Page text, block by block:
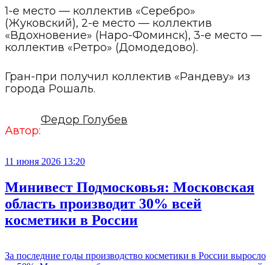
1-е место — коллектив «Серебро»
(Жуковский), 2-е место — коллектив
«Вдохновение» (Наро-Фоминск), 3-е место —
коллектив «Ретро» (Домодедово).
Гран-при получил коллектив «Рандеву» из
города Рошаль.
Автор:
Федор Голубев
11 июня 2026 13:20
Минивест Подмосковья: Московская
область производит 30% всей
косметики в России
За последние годы производство косметики в России выросло